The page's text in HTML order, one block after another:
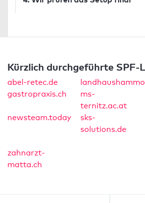
Kürzlich durchgeführte SPF-
abel-retec.de
gastropraxis.ch
ms-
ternitz.ac.at
newsteam.today
sks-
solutions.de
zahnarzt-
matta.ch